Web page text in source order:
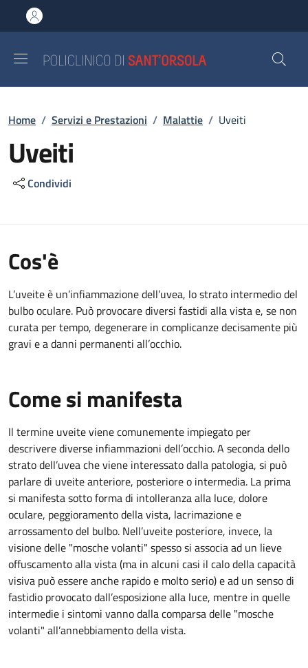
al contenuto principale
to footer content
Briciole di pane
Home / Servizi e Prestazioni / Malattie / Uveiti
Uveiti
Condividi
Cos'è
L’uveite è un’infiammazione dell’uvea, lo strato intermedio del
bulbo oculare. Può provocare diversi fastidi alla vista e, se non
curata per tempo, degenerare in complicanze decisamente più
gravi e a danni permanenti all’occhio.
Come si manifesta
Il termine uveite viene comunemente impiegato per
descrivere diverse infiammazioni dell’occhio. A seconda dello
strato dell’uvea che viene interessato dalla patologia, si può
parlare di uveite anteriore, posteriore o intermedia. La prima
si manifesta sotto forma di intolleranza alla luce, dolore
oculare, peggioramento della vista, lacrimazione e
arrossamento del bulbo. Nell’uveite posteriore, invece, la
visione delle "mosche volanti" spesso si associa ad un lieve
offuscamento alla vista (ma in alcuni casi il calo della capacità
visiva può essere anche rapido e molto serio) e ad un senso di
fastidio provocato dall’esposizione alla luce, mentre in quelle
intermedie i sintomi vanno dalla comparsa delle "mosche
volanti" all’annebbiamento della vista.